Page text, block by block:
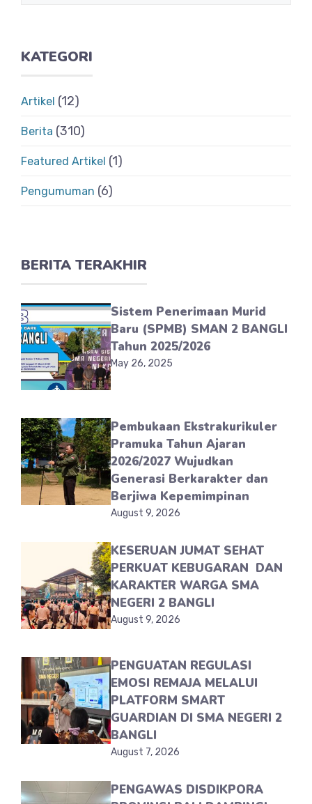
KATEGORI
Artikel (12)
Berita (310)
Featured Artikel (1)
Pengumuman (6)
BERITA TERAKHIR
Sistem Penerimaan Murid
Baru (SPMB) SMAN 2 BANGLI
Tahun 2025/2026
May 26, 2025
Pembukaan Ekstrakurikuler
Pramuka Tahun Ajaran
2026/2027 Wujudkan
Generasi Berkarakter dan
Berjiwa Kepemimpinan
August 9, 2026
KESERUAN JUMAT SEHAT
PERKUAT KEBUGARAN DAN
KARAKTER WARGA SMA
NEGERI 2 BANGLI
August 9, 2026
PENGUATAN REGULASI
EMOSI REMAJA MELALUI
PLATFORM SMART
GUARDIAN DI SMA NEGERI 2
BANGLI
August 7, 2026
PENGAWAS DISDIKPORA